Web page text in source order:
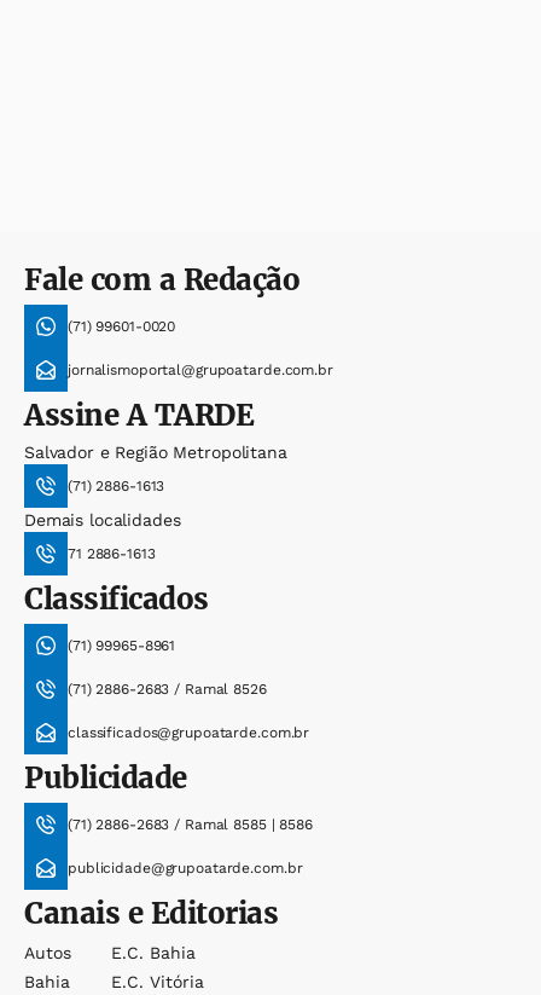
Fale com a Redação
(71) 99601-0020
jornalismoportal@grupoatarde.com.br
AssineA TARDE
Salvador e Região Metropolitana
(71) 2886-1613
Demais localidades
71 2886-1613
Classificados
(71) 99965-8961
(71) 2886-2683 / Ramal 8526
classificados@grupoatarde.com.br
Publicidade
(71) 2886-2683 / Ramal 8585 | 8586
publicidade@grupoatarde.com.br
Canais e Editorias
Autos
Bahia
E.c. Bahia
E.c. Vitória